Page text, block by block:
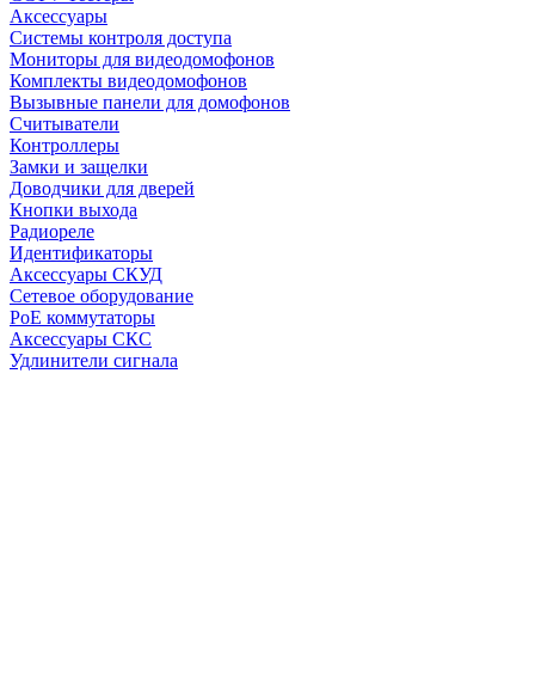
Аксессуары
Системы контроля доступа
Мониторы для видеодомофонов
Комплекты видеодомофонов
Вызывные панели для домофонов
Считыватели
Контроллеры
Замки и защелки
Доводчики для дверей
Кнопки выхода
Радиореле
Идентификаторы
Аксессуары СКУД
Сетевое оборудование
PoE коммутаторы
Аксессуары СКС
Удлинители сигнала